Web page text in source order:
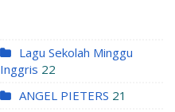
Lagu Sekolah Minggu
Inggris 22
ANGEL PIETERS 21